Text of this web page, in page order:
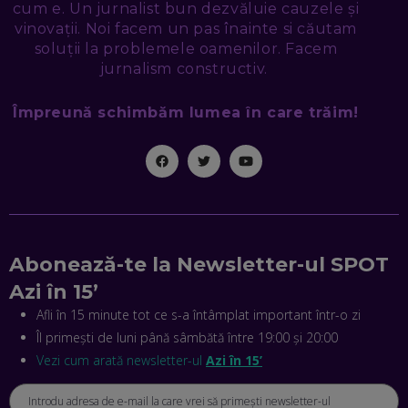
SEAMA CĂ CINEVA ÎNCEARCĂ SĂ TE MANIPULEZE, ONLINE.
CE-AM ÎNVĂȚAT DIN EPISODUL GEORGESCU
EP. 46
LA JOB! CUM DEMONSTREZI ABILITĂȚI ȘI CÂȘTIGI PREMII
ANTONIO ENACHE, SENSE4FIT: CUM TE AJUTĂ
CRISTIAN GROZEA, BEEFAST: PREGĂTIM CEL MAI BUN
REVOLUȚIONA LIVRĂRILE RAPIDE, DIN ROMÂNIA PÂNĂ ÎN
ASIA
ANDREI NICOARĂ, EXPERT ÎN E-GUVERNARE: N-O SĂ NE
MAI MEARGĂ PREA MULT CU MANȚOGĂRII! DACĂ NU NE
RESPECTĂM OBLIGAȚIILE EUROPENE, VOM AVEA
PROBLEME
cum e. Un jurnalist bun dezvăluie cauzele și
vinovații. Noi facem un pas înainte si căutam
soluții la problemele oamenilor. Facem
jurnalism constructiv.
Împreună schimbăm lumea în care trăim!
Abonează-te la Newsletter-ul SPOT
Azi în 15’
Afli în 15 minute tot ce s-a întâmplat important într-o zi
Îl primești de luni până sâmbătă între 19:00 și 20:00
Vezi cum arată newsletter-ul Azi în 15’